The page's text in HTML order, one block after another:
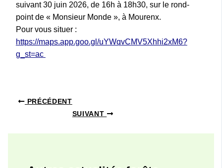
suivant 30 juin 2026, de 16h à 18h30, sur le rond-
point de « Monsieur Monde », à Mourenx.
Pour vous situer :
https://maps.app.goo.gl/uYWqvCMV5Xhhi2xM6?
g_st=ac
PRÉCÉDENT
SUIVANT